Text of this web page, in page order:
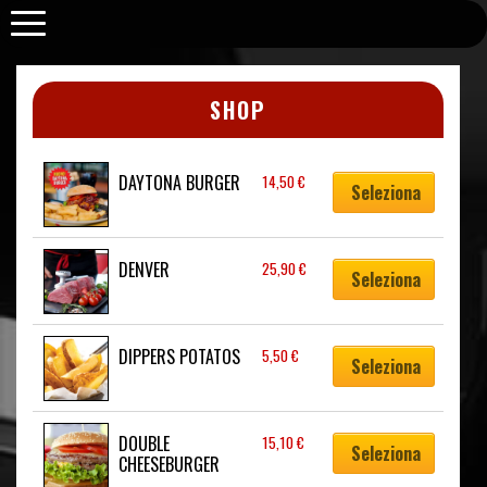
Purabrace
SHOP
DAYTONA BURGER 14,50€ Seleziona
DENVER 25,90€ Seleziona
DIPPERS POTATOS 5,50€ Seleziona
DOUBLE
CHEESEBURGER
15,10€ Seleziona